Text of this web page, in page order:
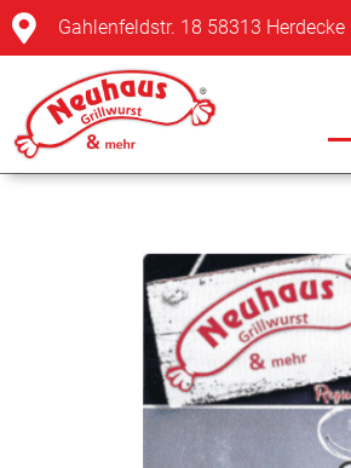
Gahlenfeldstr. 18 58313 Herdecke